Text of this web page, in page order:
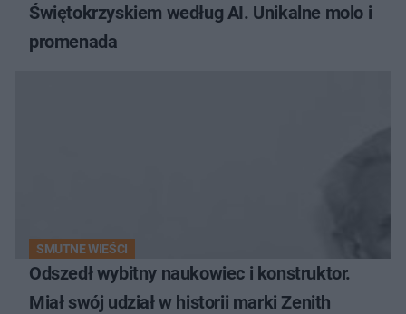
Świętokrzyskiem według AI. Unikalne molo i
promenada
SMUTNE WIEŚCI
Odszedł wybitny naukowiec i konstruktor.
Miał swój udział w historii marki Zenith